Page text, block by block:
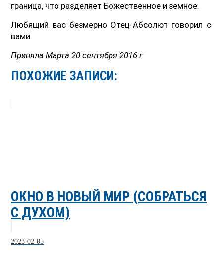
граница, что разделяет Божественное и земное.
Любящий вас безмерно Отец-Абсолют говорил с
вами
Приняла Марта 20 сентября 2016 г
ПОХОЖИЕ ЗАПИСИ:
ОКНО В НОВЫЙ МИР (СОБРАТЬСЯ
С ДУХОМ)
2023-02-05